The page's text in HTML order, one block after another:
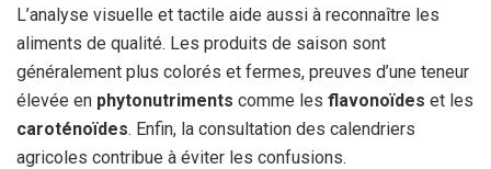
L’analyse visuelle et tactile aide aussi à reconnaître les
aliments de qualité. Les produits de saison sont
généralement plus colorés et fermes, preuves d’une teneur
élevée en phytonutriments comme les flavonoïdes et les
caroténoïdes. Enfin, la consultation des calendriers
agricoles contribue à éviter les confusions.